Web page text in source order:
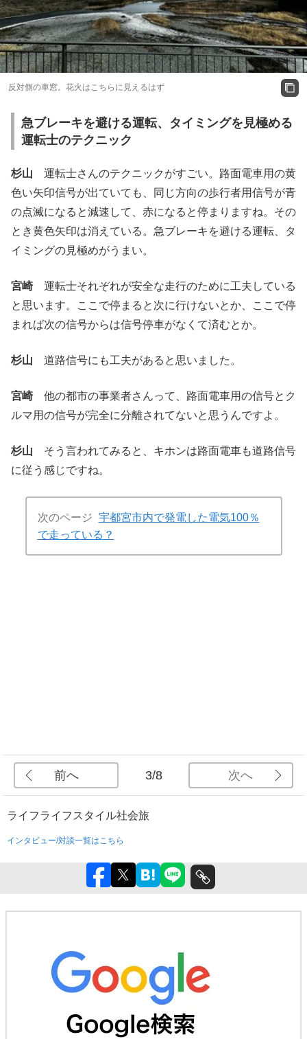
反対側の車窓。花火はこちらに見えるはず
急ブレーキを避ける運転、タイミングを見極める
運転士のテクニック
杉山 運転士さんのテクニックがすごい。路面電車用の黄
色い矢印信号が出ていても、同じ方向の歩行者用信号が青
の点滅になると減速して、赤になると停まりますね。その
とき黄色矢印は消えている。急ブレーキを避ける運転、タ
イミングの見極めがうまい。
宮崎運転士それぞれが安全な走行のために工夫している
と思います。ここで停まると次に行けないとか、ここで停
まれば次の信号からは信号停車がなくて済むとか。
杉山 道路信号にも工夫があると思いました。
宮崎他の都市の事業者さんって、路面電車用の信号とク
ルマ用の信号が完全に分離されてないと思うんですよ。
杉山 そう言われてみると、キホンは路面電車も道路信号
に従う感じですね。
次のページ 宇都宮市内で発電した電気100％
で走っている？
前へ 3/8 次へ
ライフライフスタイル社会旅
インタビュー/対談一覧はこちら